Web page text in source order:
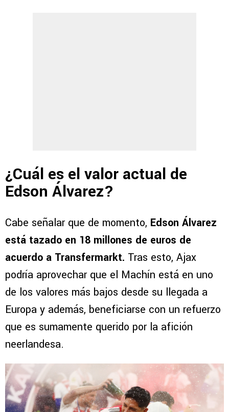
¿Cuál es el valor actual de
Edson Álvarez?
Cabe señalar que de momento, Edson Álvarez
está tazado en 18 millones de euros de
acuerdo a Transfermarkt. Tras esto, Ajax
podría aprovechar que el Machín está en uno
de los valores más bajos desde su llegada a
Europa y además, beneficiarse con un refuerzo
que es sumamente querido por la afición
neerlandesa.